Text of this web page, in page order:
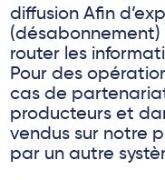
diffusion Afin
(désabonnement)
router les
Pour des
cas de
producteurs et
vendus sur notre
par un autre